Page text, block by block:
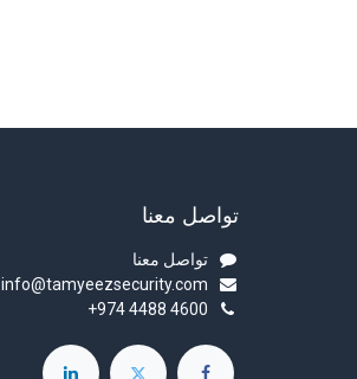
تواصل معنا
تواصل معنا
info@tamyeezsecurity.com
+974 4488 4600